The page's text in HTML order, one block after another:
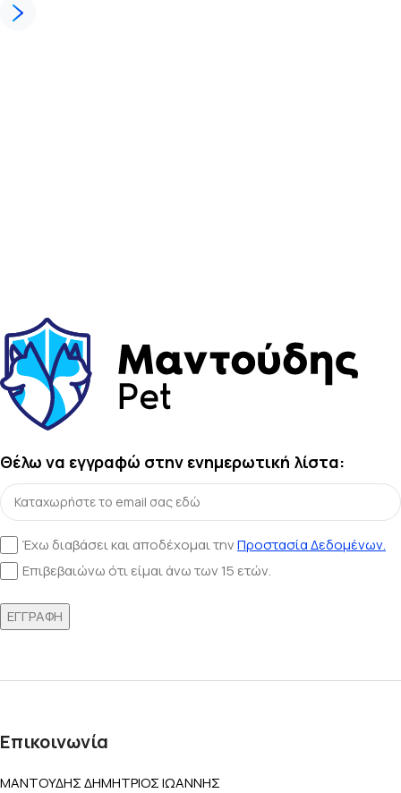
Θέλω να εγγραφώ στην ενημερωτική λίστα:
Έχω διαβάσει και αποδέχομαι τηνΠροστασία Δεδομένων.
Επιβεβαιώνω ότι είμαι άνω των 15 ετών.
Επικοινωνία
ΜΑΝΤΟΥΔΗΣ ΔΗΜΗΤΡΙΟΣ ΙΩΑΝΝΗΣ